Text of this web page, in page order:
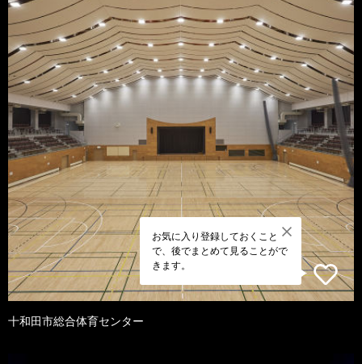
お気に入り登録しておくこと
で、後でまとめて見ることがで
きます。
十和田市総合体育センター